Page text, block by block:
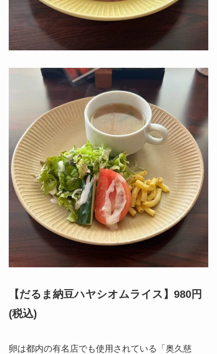
【だるま納豆ハヤシオムライス】980円
(税込)
卵は都内の有名店でも使用されている「奥久慈